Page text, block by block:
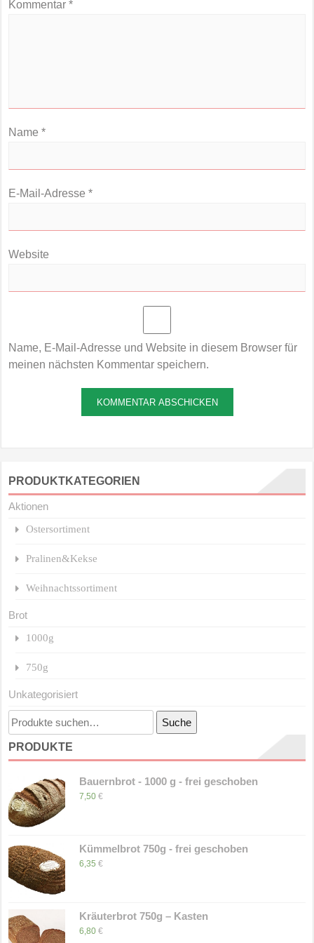
Kommentar*
Name*
E-Mail-Adresse*
Website
Name, E-Mail-Adresse und Website in diesem Browser für
meinen nächsten Kommentar speichern.
PRODUKTKATEGORIEN
Aktionen
Ostersortiment
Pralinen&Kekse
Weihnachtssortiment
Brot
1000g
750g
Unkategorisiert
Suche
nach:
Suche
PRODUKTE
Bauernbrot - 1000 g - frei geschoben
7,50€
Kümmelbrot 750g - frei geschoben
6,35€
Kräuterbrot 750g – Kasten
6,80€